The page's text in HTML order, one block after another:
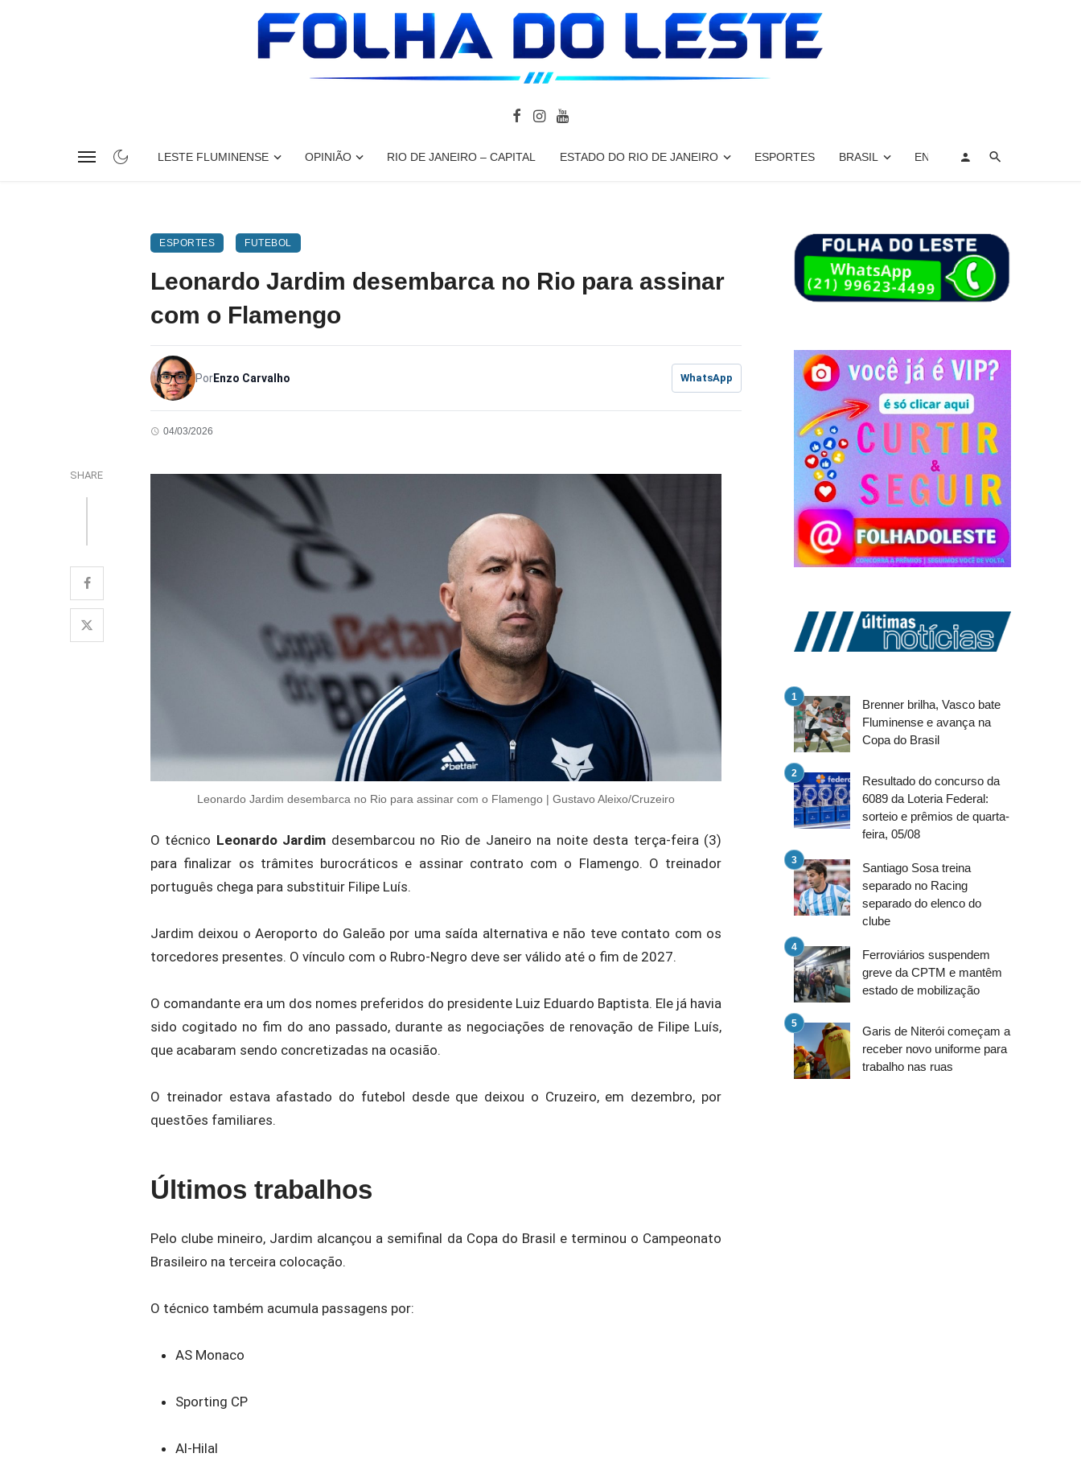
LESTE FLUMINENSE OPINIÃO RIO DE JANEIRO – CAPITAL ESTADO DO RIO DE JANEIRO ESPORTES BRASIL ENTRETENIMENTO, ARTES E
ESPORTES FUTEBOL
Leonardo Jardim desembarca no Rio para assinar
com o Flamengo
PorEnzo Carvalho WhatsApp
04/03/2026
SHARE
Leonardo Jardim desembarca no Rio para assinar com o Flamengo | Gustavo Aleixo/Cruzeiro
O técnico Leonardo Jardim desembarcou no Rio de Janeiro na noite desta terça-feira (3)
para finalizar os trâmites burocráticos e assinar contrato com o Flamengo. O treinador
português chega para substituir Filipe Luís.
Jardim deixou o Aeroporto do Galeão por uma saída alternativa e não teve contato com os
torcedores presentes. O vínculo com o Rubro-Negro deve ser válido até o fim de 2027.
O comandante era um dos nomes preferidos do presidente Luiz Eduardo Baptista. Ele já havia
sido cogitado no fim do ano passado, durante as negociações de renovação de Filipe Luís,
que acabaram sendo concretizadas na ocasião.
O treinador estava afastado do futebol desde que deixou o Cruzeiro, em dezembro, por
questões familiares.
Últimos trabalhos
Pelo clube mineiro, Jardim alcançou a semifinal da Copa do Brasil e terminou o Campeonato
Brasileiro na terceira colocação.
O técnico também acumula passagens por:
AS Monaco
Sporting CP
Al-Hilal
Brenner brilha, Vasco bate
Fluminense e avança na
Copa do Brasil
Resultado do concurso da
6089 da Loteria Federal:
sorteio e prêmios de quarta-
feira, 05/08
Santiago Sosa treina
separado no Racing
separado do elenco do
clube
Ferroviários suspendem
greve da CPTM e mantêm
estado de mobilização
Garis de Niterói começam a
receber novo uniforme para
trabalho nas ruas